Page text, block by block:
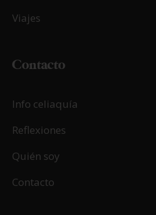
Viajes
Contacto
Info celiaquía
Reflexiones
Quién soy
Contacto